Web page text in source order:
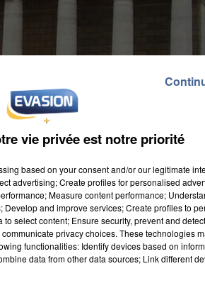
de la surtaxe sur les
6 milliards d'euros en
les macronistes et leurs alliés se
vie privée est notre priorité
based on your consent and/or our legitimate
advertising; Create profiles for personalised
Measure content performance;
and improve services; Create profiles to
select content; Ensure security, prevent and
privacy choices. These technologies
functionalities: Identify devices based on
data from other data sources; Link different